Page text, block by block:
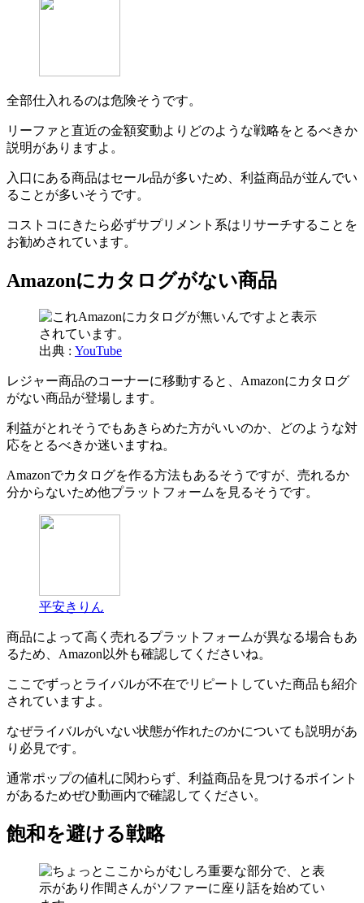
全部仕入れるのは危険そうです。
リーファと直近の金額変動よりどのような戦略をとるべきか
説明がありますよ。
入口にある商品はセール品が多いため、利益商品が並んでい
ることが多いそうです。
コストコにきたら必ずサプリメント系はリサーチすることを
お勧めされています。
Amazonにカタログがない商品
出典 : YouTube
レジャー商品のコーナーに移動すると、Amazonにカタログ
がない商品が登場します。
利益がとれそうでもあきらめた方がいいのか、どのような対
応をとるべきか迷いますね。
Amazonでカタログを作る方法もあるそうですが、売れるか
分からないため他プラットフォームを見るそうです。
平安きりん
商品によって高く売れるプラットフォームが異なる場合もあ
るため、Amazon以外も確認してくださいね。
ここでずっとライバルが不在でリピートしていた商品も紹介
されていますよ。
なぜライバルがいない状態が作れたのかについても説明があ
り必見です。
通常ポップの値札に関わらず、利益商品を見つけるポイント
があるためぜひ動画内で確認してください。
飽和を避ける戦略